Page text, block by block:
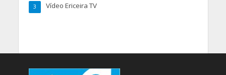
Vídeo Ericeira TV
3